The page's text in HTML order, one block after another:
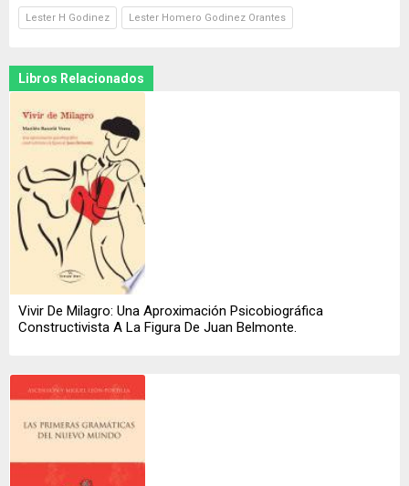
Lester H Godinez Lester Homero Godinez Orantes
Libros Relacionados
Vivir De Milagro: Una Aproximación Psicobiográfica
Constructivista A La Figura De Juan Belmonte.